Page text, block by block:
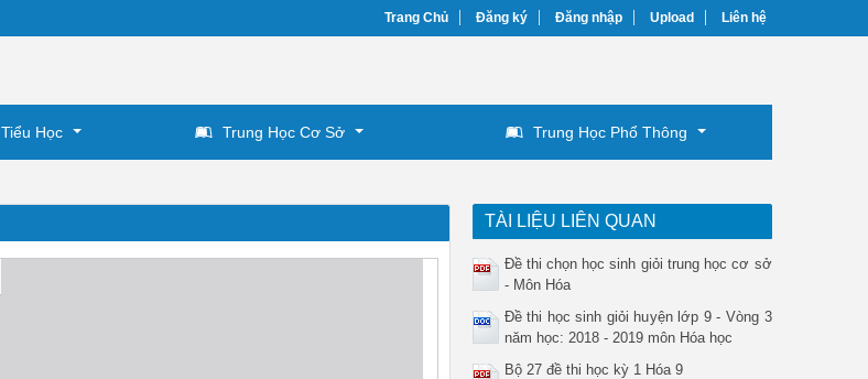
Trang Chủ Đăng ký Đăng nhập Upload Liên hệ
Tiểu Học Trung Học Cơ Sở Trung Học Phổ Thông
TÀI LIỆU LIÊN QUAN
Đề thi chọn học sinh giỏi trung học cơ sở
- Môn Hóa
Đề thi học sinh giỏi huyện lớp 9 - Vòng 3
năm học: 2018 - 2019 môn Hóa học
Bộ 27 đề thi học kỳ 1 Hóa 9